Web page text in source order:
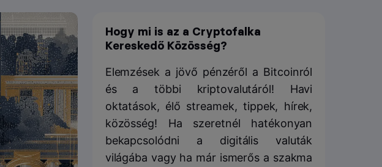
Hogy mi is az a Cryptofalka
Kereskedő Közösség?
Elemzések a jövő pénzéről a Bitcoinról
és a többi kriptovalutáról! Havi
oktatások, élő streamek, tippek, hírek,
közösség! Ha szeretnél hatékonyan
bekapcsolódni a digitális valuták
világába vagy ha már ismerős a szakma